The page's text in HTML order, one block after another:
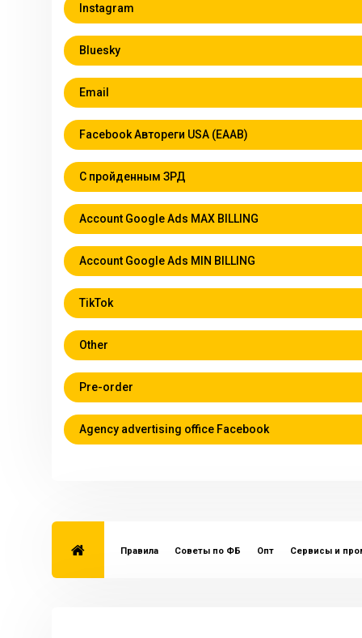
Instagram
Bluesky
Email
Facebook Автореги USA (EAAB)
С пройденным ЗРД
Account Google Ads MAX BILLING
Account Google Ads MIN BILLING
TikTok
Other
Pre-order
Agency advertising office Facebook
Правила Советы по ФБ Опт Сервисы и